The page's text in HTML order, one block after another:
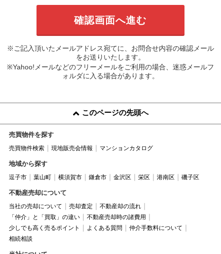
※ご記入頂いたメールアドレス宛てに、お問合せ内容の確認メール
をお送りいたします。
※Yahoo!メールなどのフリーメールをご利用の場合、迷惑メールフ
ォルダに入る場合があります。
このページの先頭へ
売買物件を探す
売買物件検索 現地販売会情報 マンションカタログ
地域から探す
逗子市 葉山町 横須賀市 鎌倉市 金沢区 栄区 港南区 磯子区
不動産売却について
当社の売却について 売却査定
不動産却の流れ
「仲介」と「買取」の違い
不動産売却時の諸費用
少しでも高く売るポイント
よくある質問
仲介手数料について
相続相談